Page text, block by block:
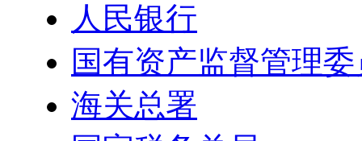
人民银行
国有资产监督管理
海关总署